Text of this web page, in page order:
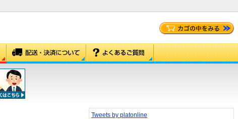
Tweets by platonline